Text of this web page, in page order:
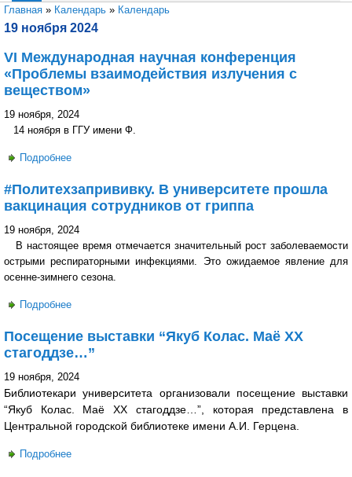
Вы здесь
Главная » Календарь » Календарь
19 ноября 2024
VI Международная научная конференция
«Проблемы взаимодействия излучения с
веществом»
19 ноября, 2024
14 ноября в ГГУ имени Ф.
Подробнее
#Политехзапрививку. В университете прошла
вакцинация сотрудников от гриппа
19 ноября, 2024
В настоящее время отмечается значительный рост заболеваемости
острыми респираторными инфекциями. Это ожидаемое явление для
осенне-зимнего сезона.
Подробнее
Посещение выставки “Якуб Колас. Маё XX
стагоддзе…”
19 ноября, 2024
Библиотекари университета организовали посещение выставки
“Якуб Колас. Маё XX стагоддзе…”, которая представлена в
Центральной городской библиотеке имени А.И. Герцена.
Подробнее